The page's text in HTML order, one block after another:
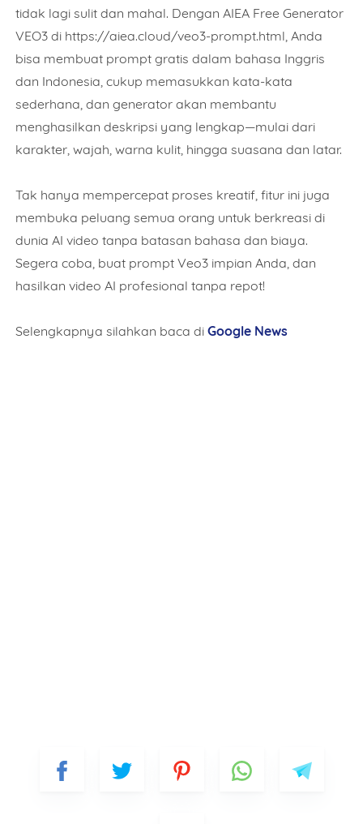
tidak lagi sulit dan mahal. Dengan AIEA Free Generator
VEO3 di https://aiea.cloud/veo3-prompt.html, Anda
bisa membuat prompt gratis dalam bahasa Inggris
dan Indonesia, cukup memasukkan kata-kata
sederhana, dan generator akan membantu
menghasilkan deskripsi yang lengkap—mulai dari
karakter, wajah, warna kulit, hingga suasana dan latar.
Tak hanya mempercepat proses kreatif, fitur ini juga
membuka peluang semua orang untuk berkreasi di
dunia AI video tanpa batasan bahasa dan biaya.
Segera coba, buat prompt Veo3 impian Anda, dan
hasilkan video AI profesional tanpa repot!
Selengkapnya silahkan baca diGoogle News